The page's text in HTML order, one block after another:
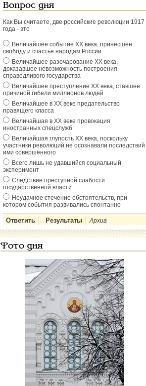
Вопрос дня
Как Вы считаете, две российские революции 1917
года - это
Величайшее событие ХХ века, принёсшее
свободу и счастье народам России
Величайшее разочарование ХХ века,
доказавшее невозможность построения
справедливого государства
Величайшее преступление ХХ века, ставшее
причиной гибели миллионов людей
Величайшее в ХХ веке предательство
правящего класса
Величайшая в ХХ веке провокация
иностранных спецслужб
Величайшая глупость ХХ века, поскольку
участники революций не осознавали последствий
ими совершённого
Всего лишь не удавшийся социальный
эксперимент
Следствие преступной слабости
государственной власти
Неудачное стечение обстоятельств, при
котором события развивались спонтанно
Архив
Фото дня